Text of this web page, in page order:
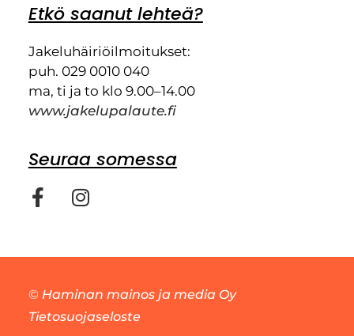
Etkö saanut lehteä?
Jakeluhäiriöilmoitukset:
puh. 029 0010 040
ma, ti ja to klo 9.00–14.00
www.jakelupalaute.fi
Seuraa somessa
© Haminan mainos ja media Oy
Tietosuojaseloste